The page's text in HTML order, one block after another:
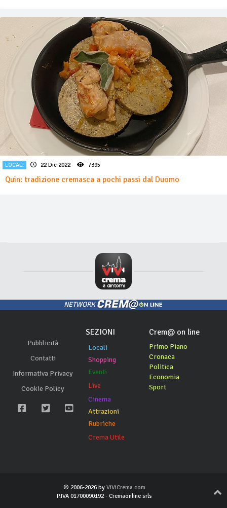
LOCALI 22 Dic 2022 7395
Quin: tradizione cremasca a pochi passi dal Duomo
NETWORK
Pubblicità
Contatti
Informativa Privacy
Cookie Policy
SEZIONI
Locali
Shopping
Eventi
Live
Cinema
Attrazioni
Rubriche
Crema Utile
Crem@ on line
Primo Piano
Cronaca
Politica
Economia
Sport
© 2006-2026 by ViViCrema.com
P.IVA 01700090192 - Cremaonline srls